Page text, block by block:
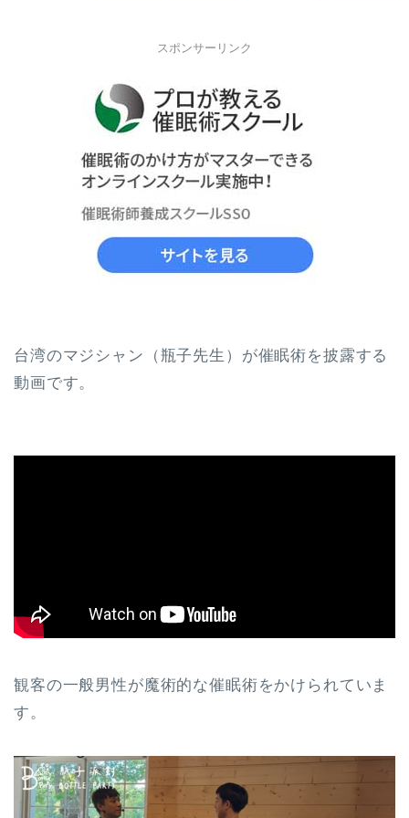
スポンサーリンク
台湾のマジシャン（瓶子先生）が催眠術を披露する
動画です。
観客の一般男性が魔術的な催眠術をかけられていま
す。